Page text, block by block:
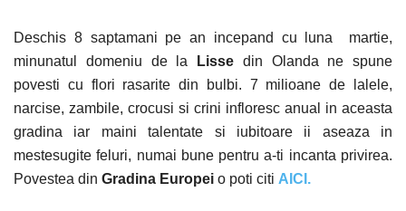
Deschis 8 saptamani pe an incepand cu luna martie,
minunatul domeniu de la Lisse din Olanda ne spune
povesti cu flori rasarite din bulbi. 7 milioane de lalele,
narcise, zambile, crocusi si crini infloresc anual in aceasta
gradina iar maini talentate si iubitoare ii aseaza in
mestesugite feluri, numai bune pentru a-ti incanta privirea.
Povestea din Gradina Europei o poti citi AICI.